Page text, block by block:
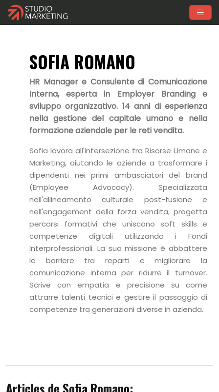
SOFIA ROMANO
HR Manager e Consulente di Comunicazione
Interna, esperta in Employer Branding e
sviluppo organizzativo. 14 anni di esperienza
nella gestione del capitale umano e nella
formazione aziendale per le reti vendita.
Sofia lavora all'intersezione tra Risorse Umane e
Marketing, aiutando le aziende a trasformare i
dipendenti nei primi ambasciatori del brand
(Employee Advocacy). Specializzata
nell'allineamento culturale post-fusione e
nell'engagement della forza vendita, progetta
percorsi formativi che uniscono soft skills e
competenze digitali utilizzando i Fondi
Interprofessionali. La sua missione è abbattere
le barriere tra reparti e migliorare la
comunicazione interna per ridurre il turnover.
Scrive con empatia e precisione su come
attrarre talenti tecnici e gestire il passaggio di
competenze tra generazioni diverse in azienda.
Articles de Sofia Romano: